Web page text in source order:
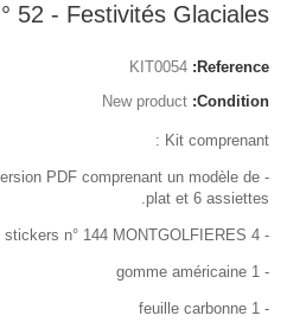
52 - Festivités Glaciales
Reference:
KIT0054
Condition:
New product
Kit comprenant :
PDF comprenant un modèle de
plat et 6 assiettes.
- 4 stickers n° 144 MONTGOLFIERES
- 1 gomme américaine
- 1 feuille carbonne